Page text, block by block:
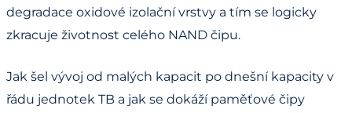
degradace oxidové izolační vrstvy a tím se logicky
zkracuje životnost celého NAND čipu.
Jak šel vývoj od malých kapacit po dnešní kapacity v
řádu jednotek TB a jak se dokáží paměťové čipy